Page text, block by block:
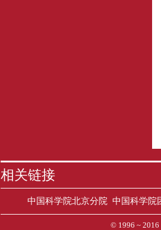
相关链接
中国科学院北京分院 中国科学院
© 1996 ~